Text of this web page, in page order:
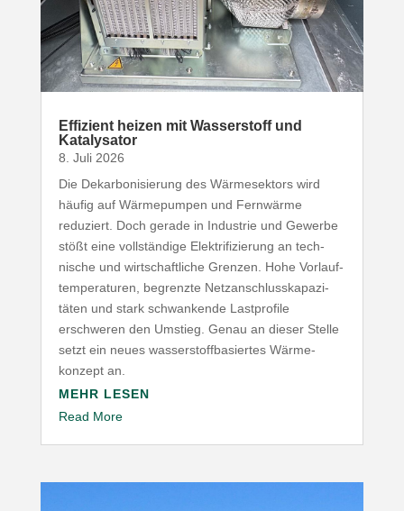
Effizient heizen mit Wasser­stoff und
Katalysator
8. Juli 2026
Die Dekar­bo­ni­sierung des Wärme­sektors wird
häufig auf Wärme­pumpen und Fernwärme
reduziert. Doch gerade in Industrie und Gewerbe
stößt eine voll­ständige Elek­tri­fi­zierung an tech­
nische und wirt­schaft­liche Grenzen. Hohe Vorlauf­
tem­pe­ra­turen, begrenzte Netz­an­schluss­ka­pa­zi­
täten und stark schwan­kende Last­profile
erschweren den Umstieg. Genau an dieser Stelle
setzt ein neues wasser­stoff­ba­siertes Wärme­
konzept an.
MEHR LESEN
Read More